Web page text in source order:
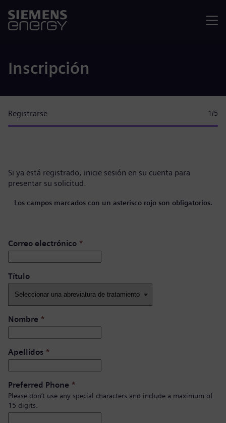
Inscripción
Registrarse 1 /5
Si ya está registrado, inicie sesión en su cuenta para
presentar su solicitud.
Los campos marcados con un asterisco rojo son obligatorios.
Correo electrónico *
Título ​
Nombre *
Apellidos *
Preferred Phone *
Please don’t use any special characters and include a maximum of
15 digits.